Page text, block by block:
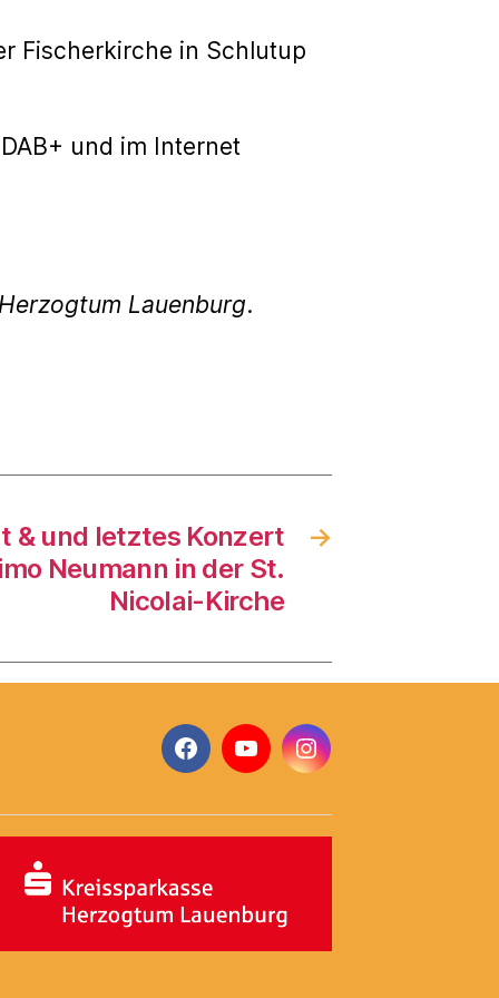
Fischerkirche in Schlutup
und im Internet
Lauenburg.
→
& und letztes Konzert
Neumann in der St.
Nicolai-Kirche
FacebookYouTubeInstagram